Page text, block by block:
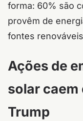
forma: 60% são
provêm de
fontes
Ações de
solar
Trump